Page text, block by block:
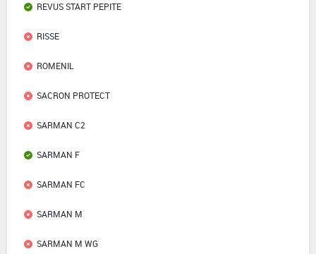
REVUS START PEPITE
RISSE
ROMENIL
SACRON PROTECT
SARMAN C2
SARMAN F
SARMAN FC
SARMAN M
SARMAN M WG